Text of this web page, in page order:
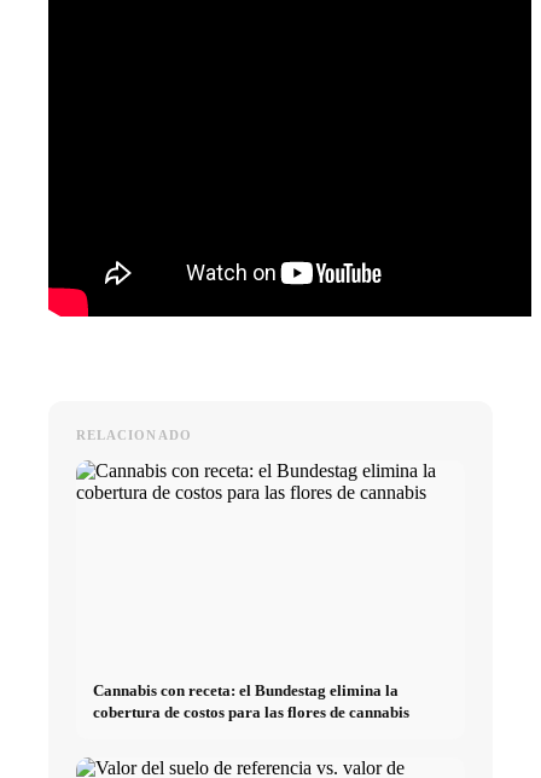
RELACIONADO
Cannabis con receta: el Bundestag elimina la
cobertura de costos para las flores de cannabis